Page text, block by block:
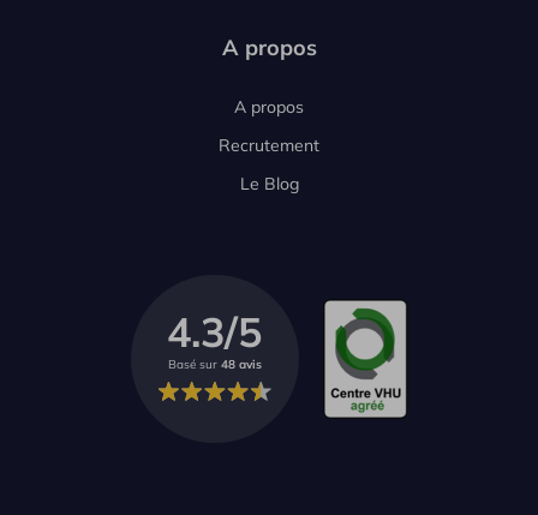
A propos
A propos
Recrutement
Le Blog
4.3/5
Basé sur 48 avis